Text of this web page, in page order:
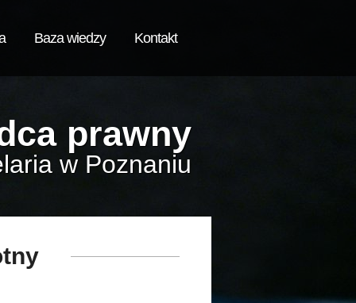
Baza wiedzy Kontakt
prawny
w Poznaniu